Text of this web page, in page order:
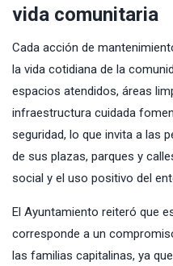
vida comunitaria
Cada acción de
la vida cotidiana de la
espacios atendidos, áreas
infraestructura cuidada
seguridad, lo que invita a las
de sus plazas, parques y
social y el uso positivo del
El Ayuntamiento reiteró que
corresponde a un
las familias capitalinas, ya